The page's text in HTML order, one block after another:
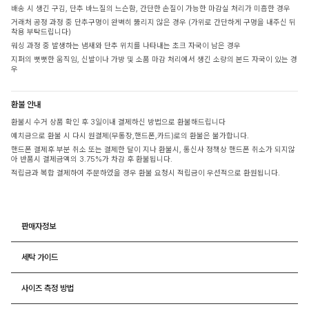
배송 시 생긴 구김, 단추 바느질의 느슨함, 간단한 손질이 가능한 마감실 처리가 미흡한 경우
거래처 공정 과정 중 단추구멍이 완벽히 뚫리지 않은 경우 (가위로 간단하게 구멍을 내주신 뒤
착용 부탁드립니다)
워싱 과정 중 발생하는 냄새와 단추 위치를 나타내는 초크 자국이 남은 경우
지퍼의 뻣뻣한 움직임, 신발이나 가방 및 소품 마감 처리에서 생긴 소량의 본드 자국이 있는 경
우
환불 안내
환불시 수거 상품 확인 후 3일이내 결제하신 방법으로 환불해드립니다
예치금으로 환불 시 다시 원결제(무통장,핸드폰,카드)로의 환불은 불가합니다.
핸드폰 결제후 부분 취소 또는 결제한 달이 지나 환불시, 통신사 정책상 핸드폰 취소가 되지않
아 반품시 결제금액의 3.75%가 차감 후 환불됩니다.
적립금과 복합 결제하여 주문하였을 경우 환불 요청시 적립금이 우선적으로 환원됩니다.
판매자정보
세탁 가이드
사이즈 측정 방법